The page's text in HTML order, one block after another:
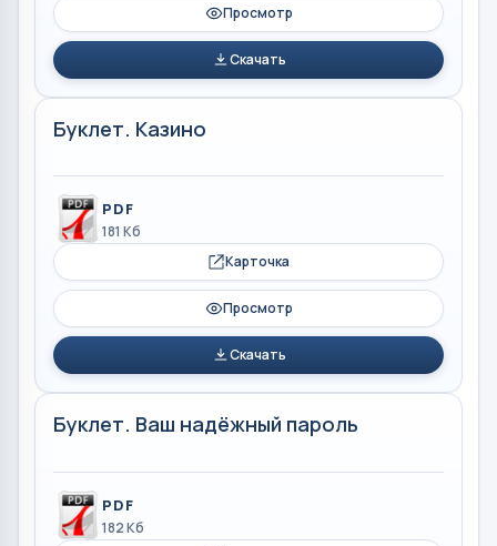
Просмотр
Скачать
Буклет. Казино
PDF
181 Кб
Карточка
Просмотр
Скачать
Буклет. Ваш надёжный пароль
PDF
182 Кб